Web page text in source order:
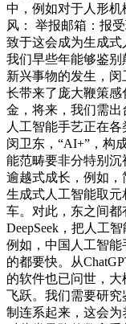
中，例如对于人形
风： 举报邮箱：报
致于这会成为生成
我们早些年能够鉴别
新兴事物的发生，
长带来了庞大鞭策
金，将来，我们需
人工智能手艺正在
闵卫东，“AI+”，构
能范畴要非分特别
逾越式成长，例如，
生成式人工智能取
车。对此，东之间都
DeepSeek，把人工
例如，中国人工智
的都要快。从
的软件也已问世，
飞跃。我们需要研
制连系起来，这会